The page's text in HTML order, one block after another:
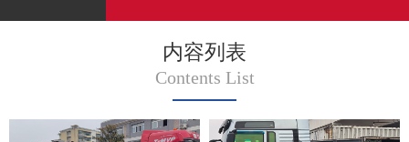
内容列表
Contents List